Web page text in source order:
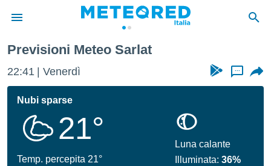
di
per
le
Previsioni Meteo Sarlat
22:41 Venerdì ...
Nubi sparse
21°
Temp. percepita 21°
Luna calante
Illuminata:36%